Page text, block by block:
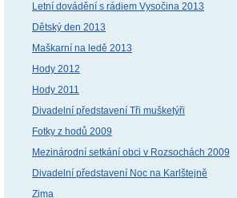
Letní dovádění s rádiem Vysočina 2013
Dětský den 2013
Maškarní na ledě 2013
Hody 2012
Hody 2011
Divadelní představení Tři mušketýři
Fotky z hodů 2009
Mezinárodní setkání obci v Rozsochách 2009
Divadelní představení Noc na Karlštejně
Zima